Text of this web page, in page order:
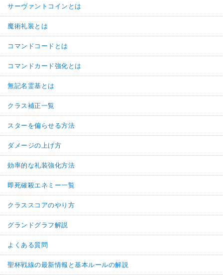
サーヴァントコインとは
魔術礼装とは
コマンドコードとは
コマンドカード強化とは
無記名霊基とは
クラス補正一覧
スターを偏らせる方法
ダメージの上げ方
効率的な礼装強化方法
即死確殺エネミー一覧
クラススコアのやり方
グランドグラフ解説
よくある質問
聖杯戦線の最新情報と基本ルールの解説